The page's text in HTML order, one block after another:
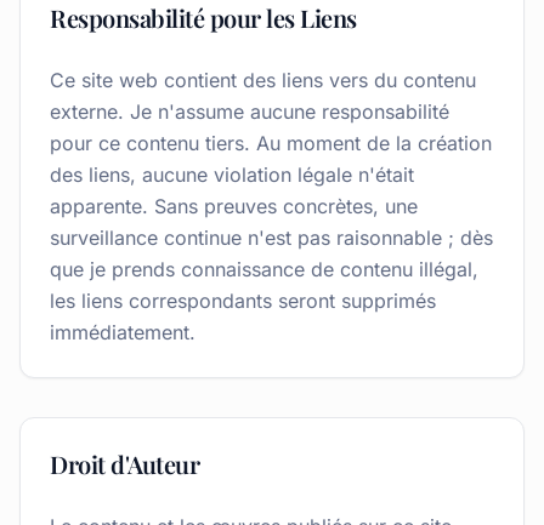
Responsabilité pour les Liens
Ce site web contient des liens vers du contenu
externe. Je n'assume aucune responsabilité
pour ce contenu tiers. Au moment de la création
des liens, aucune violation légale n'était
apparente. Sans preuves concrètes, une
surveillance continue n'est pas raisonnable ; dès
que je prends connaissance de contenu illégal,
les liens correspondants seront supprimés
immédiatement.
Droit d'Auteur